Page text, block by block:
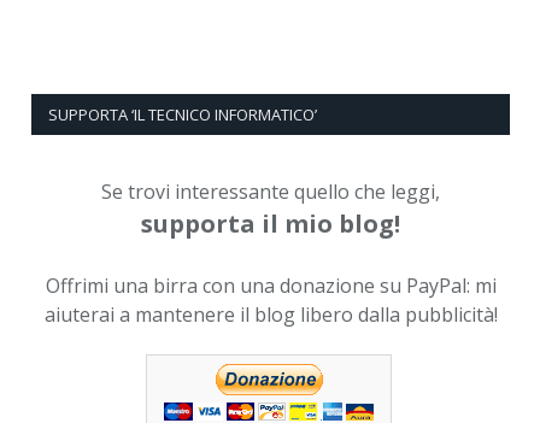
SUPPORTA ‘IL TECNICO INFORMATICO’
Se trovi interessante quello che leggi,
supporta il mio blog!
Offrimi una birra con una donazione su PayPal: mi
aiuterai a mantenere il blog libero dalla pubblicità!